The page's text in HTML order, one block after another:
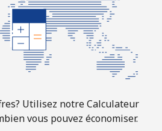
Utilisez notre Calculateur
vous pouvez économiser.